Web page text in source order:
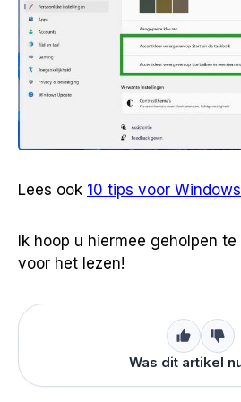
Lees ook 10 tips voor
Ik hoop u hiermee geholpen
voor het lezen!
Was dit artikel